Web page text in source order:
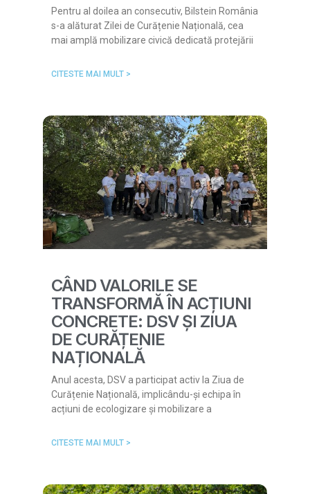
Pentru al doilea an consecutiv, Bilstein România
s-a alăturat Zilei de Curățenie Națională, cea
mai amplă mobilizare civică dedicată protejării
CITESTE MAI MULT >
CÂND VALORILE SE
TRANSFORMĂ ÎN ACȚIUNI
CONCRETE: DSV ȘI ZIUA
DE CURĂȚENIE
NAȚIONALĂ
Anul acesta, DSV a participat activ la Ziua de
Curățenie Națională, implicându-și echipa în
acțiuni de ecologizare și mobilizare a
CITESTE MAI MULT >